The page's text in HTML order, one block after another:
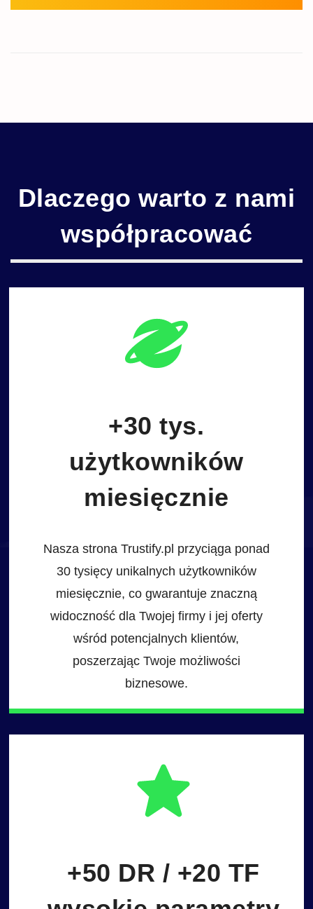
Dlaczego warto z nami
współpracować
+30 tys.
użytkowników
miesięcznie
Nasza strona Trustify.pl przyciąga ponad
30 tysięcy unikalnych użytkowników
miesięcznie, co gwarantuje znaczną
widoczność dla Twojej firmy i jej oferty
wśród potencjalnych klientów,
poszerzając Twoje możliwości
biznesowe.
+50 DR / +20 TF